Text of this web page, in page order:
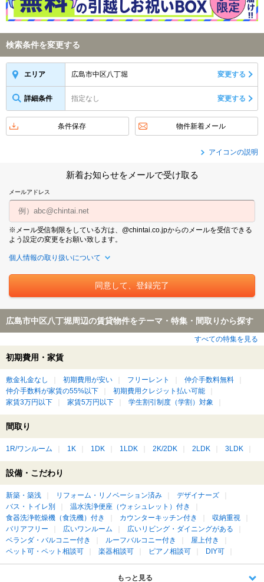
検索条件を変更する
エリア 広島市中区八丁堀 変更する
詳細条件 指定なし 変更する
条件保存 物件新着メール
アイコンの説明
新着お知らせをメールで受け取る
メールアドレス
※メール受信制限をしている方は、@chintai.co.jpからのメールを受信できる
よう設定の変更をお願い致します。
個人情報の取り扱いについて
広島市中区八丁堀周辺の賃貸物件をテーマ・特集・間取りから探す
すべての特集を見る
初期費用・家賃
敷金礼金なし 初期費用が安い フリーレント
仲介手数料無料
仲介手数料が家賃の55%以下
初期費用クレジット払い可能
家賃3万円以下
家賃5万円以下 学生割引制度（学割）対象
間取り
1R/ワンルーム 1K 1DK 1LDK 2K/2DK 2LDK 3LDK
設備・こだわり
新築・築浅 リフォーム・リノベーション済み
デザイナーズ
バス・トイレ別
温水洗浄便座（ウォシュレット）付き
食器洗浄乾燥機（食洗機）付き
カウンターキッチン付き
収納重視
バリアフリー
広いワンルーム
広いリビング・ダイニングがある
ベランダ・バルコニー付き
ルーフバルコニー付き
屋上付き
ペット可・ペット相談可
楽器相談可 ピアノ相談可 DIY可
もっと見る